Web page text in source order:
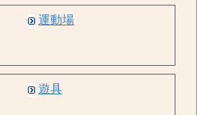
運動場
遊具